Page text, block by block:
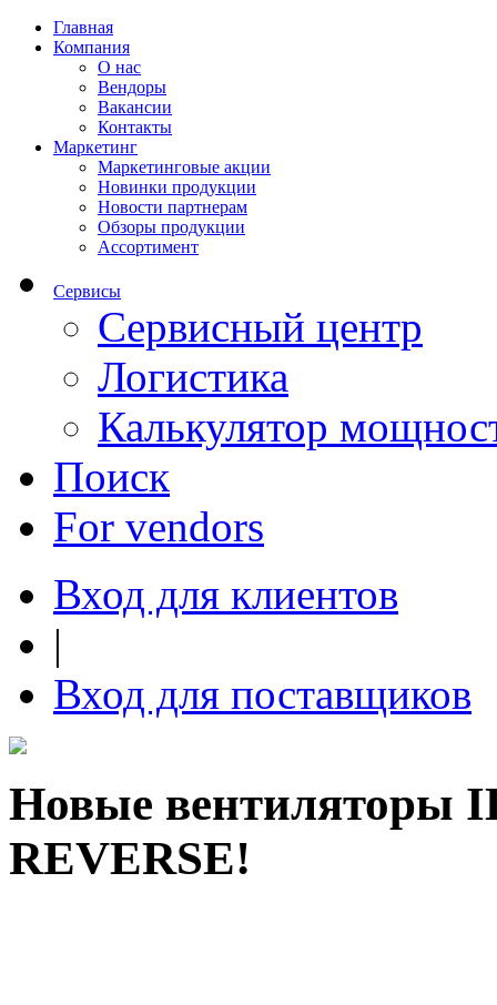
Главная
Компания
О нас
Вендоры
Вакансии
Контакты
Маркетинг
Маркетинговые акции
Новинки продукции
Новости партнерам
Обзоры продукции
Ассортимент
Сервисы
Сервисный центр
Логистика
Калькулятор
Поиск
For vendors
Вход для клиентов
|
Вход для поставщиков
Новые вентиляторы
REVERSE!